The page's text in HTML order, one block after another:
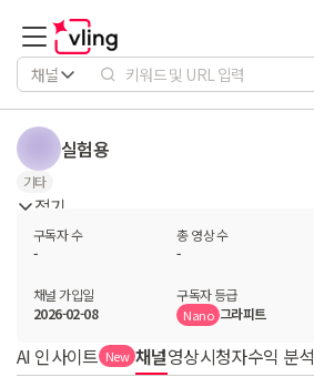
채널
실험용
기타
접기
구독자 수
-
총 영상 수
-
채널 가입일
2026-02-08
구독자 등급
Nano 그라피트
AI 인사이트 New 채널영상시청자수익 분석